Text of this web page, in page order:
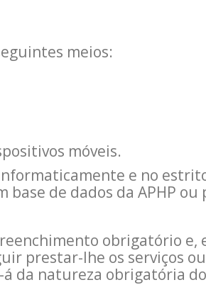
meios:
móveis.
e no
de dados da APHP
obrigatório e,
prestar-lhe os serviços
da natureza obrigatória